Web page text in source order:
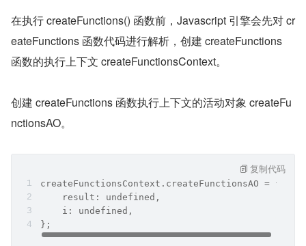
在执行 createFunctions() 函数前，Javascript 引擎会先对 cr
eateFunctions 函数代码进行解析，创建 createFunctions
函数的执行上下文 createFunctionsContext。
创建 createFunctions 函数执行上下文的活动对象 createFu
nctionsAO。
createFunctionsContext.createFunctionsAO = {
    result: undefined,
    i: undefined,
};
复制代码